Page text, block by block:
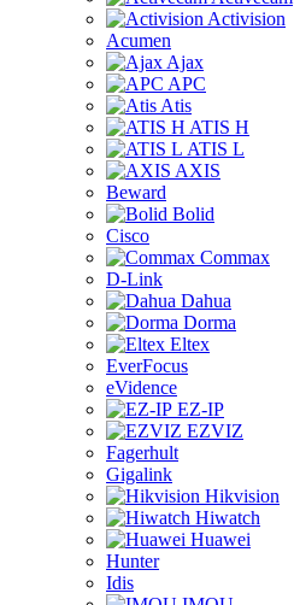
Activision
Acumen
Ajax
APC
Atis
ATIS H
ATIS L
AXIS
Beward
Bolid
Cisco
Commax
D-Link
Dahua
Dorma
Eltex
EverFocus
eVidence
EZ-IP
EZVIZ
Fagerhult
Gigalink
Hikvision
Hiwatch
Huawei
Hunter
Idis